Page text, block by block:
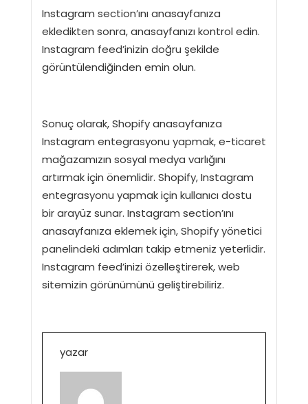
Instagram section’ını anasayfanıza
ekledikten sonra, anasayfanızı kontrol edin.
Instagram feed’inizin doğru şekilde
görüntülendiğinden emin olun.
Sonuç olarak, Shopify anasayfanıza
Instagram entegrasyonu yapmak, e-ticaret
mağazamızın sosyal medya varlığını
artırmak için önemlidir. Shopify, Instagram
entegrasyonu yapmak için kullanıcı dostu
bir arayüz sunar. Instagram section’ını
anasayfanıza eklemek için, Shopify yönetici
panelindeki adımları takip etmeniz yeterlidir.
Instagram feed’inizi özelleştirerek, web
sitemizin görünümünü geliştirebiliriz.
yazar